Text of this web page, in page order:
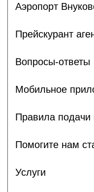
Аэропорт
Прейскурант
Вопросы-ответы
Мобильное
Правила подачи
Помогите нам
Услуги